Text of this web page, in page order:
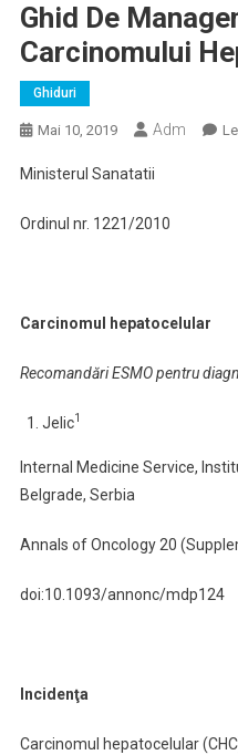
Ghid De
Carcinomului
Ghiduri
Mai 10, 2019 Adm
Ministerul Sanatatii
Ordinul nr. 1221/2010
Carcinomul hepatocelular
Recomandări ESMO pentru
Jelic1
Internal Medicine Service,
Belgrade, Serbia
Annals of Oncology 20
doi:10.1093/annonc/mdp124
Incidenţa
Carcinomul hepatocelular